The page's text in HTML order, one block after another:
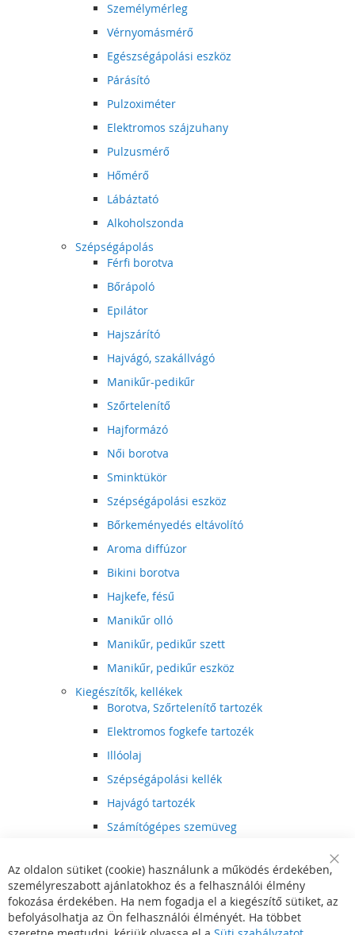
Személymérleg
Vérnyomásmérő
Egészségápolási eszköz
Párásító
Pulzoximéter
Elektromos szájzuhany
Pulzusmérő
Hőmérő
Lábáztató
Alkoholszonda
Szépségápolás
Férfi borotva
Bőrápoló
Epilátor
Hajszárító
Hajvágó, szakállvágó
Manikűr-pedikűr
Szőrtelenítő
Hajformázó
Női borotva
Sminktükör
Szépségápolási eszköz
Bőrkeményedés eltávolító
Aroma diffúzor
Bikini borotva
Hajkefe, fésű
Manikűr olló
Manikűr, pedikűr szett
Manikűr, pedikűr eszköz
Kiegészítők, kellékek
Borotva, Szőrtelenítő tartozék
Elektromos fogkefe tartozék
Illóolaj
Szépségápolási kellék
Hajvágó tartozék
Számítógépes szemüveg
Hajvágó kiegészítő
Szórakoztató elektronika
Multimédia
DVD, BluRay lejátszó
Bar
Az oldalon sütiket (cookie) használunk a működés érdekében,
személyreszabott ajánlatokhoz és a felhasználói élmény
fokozása érdekében. Ha nem fogadja el a kiegészítő sütiket, az
befolyásolhatja az Ön felhasználói élményét. Ha többet